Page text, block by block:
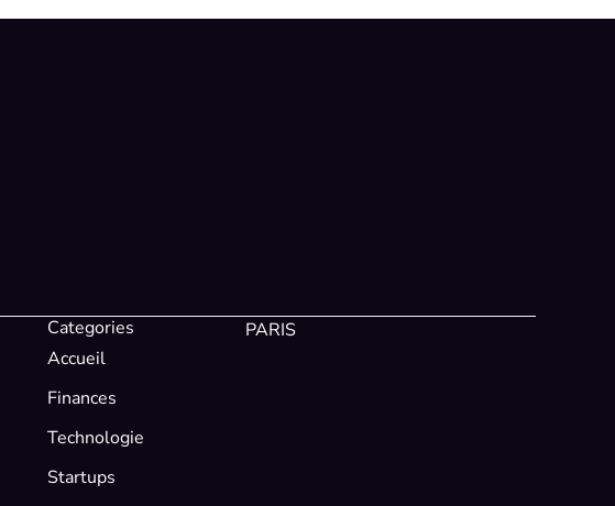
Categories
Accueil
Finances
Technologie
Startups
PARIS